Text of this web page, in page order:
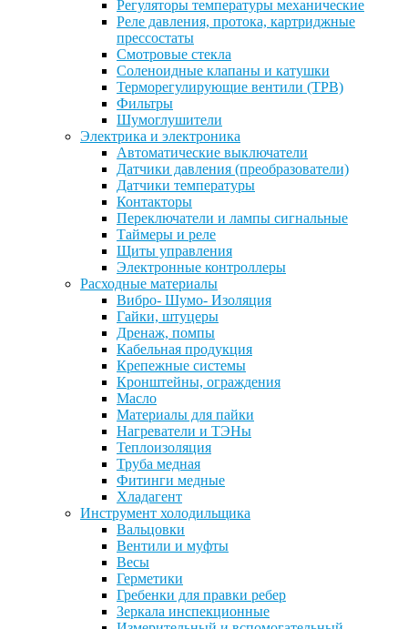
Регуляторы температуры механические
Реле давления, протока, картриджные
прессостаты
Смотровые стекла
Соленоидные клапаны и катушки
Терморегулирующие вентили (ТРВ)
Фильтры
Шумоглушители
Электрика и электроника
Автоматические выключатели
Датчики давления (преобразователи)
Датчики температуры
Контакторы
Переключатели и лампы сигнальные
Таймеры и реле
Щиты управления
Электронные контроллеры
Расходные материалы
Вибро- Шумо- Изоляция
Гайки, штуцеры
Дренаж, помпы
Кабельная продукция
Крепежные системы
Кронштейны, ограждения
Масло
Материалы для пайки
Нагреватели и ТЭНы
Теплоизоляция
Труба медная
Фитинги медные
Хладагент
Инструмент холодильщика
Вальцовки
Вентили и муфты
Весы
Герметики
Гребенки для правки ребер
Зеркала инспекционные